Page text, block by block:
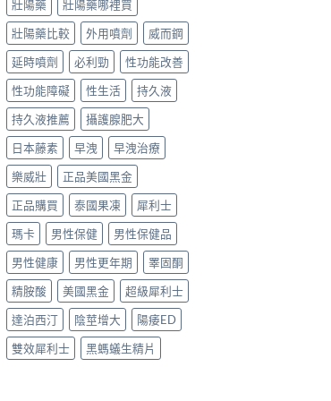
次
講
清
楚〉
中
泊
西
汀，
劑
與
購
買
管
道
一
次
搞
懂〉
中
析
台
灣
購
管
道
與
正
品
哪
裡
買〉
壯陽藥
壯陽藥哪裡買
壯陽藥比較
外用噴劑
威而鋼
延時噴劑
必利勁
性功能改善
性功能障礙
性生活
持久液
持久液推薦
攝護腺肥大
日本藤素
早洩
早洩治療
樂威壯
正品美國黑金
正品購買
泰國果凍
犀利士
瑪卡
男性保健
男性保健品
男性健康
男性更年期
睪固酮
精胺酸
美國黑金
超級犀利士
達泊西汀
陰莖增大
陽痿ED
雙效犀利士
黑螞蟻生精片